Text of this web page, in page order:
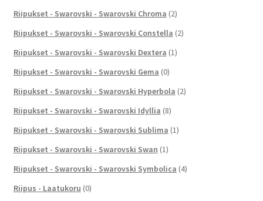
Riipukset - Swarovski - Swarovski Chroma (2)
Riipukset - Swarovski - Swarovski Constella (2)
Riipukset - Swarovski - Swarovski Dextera (1)
Riipukset - Swarovski - Swarovski Gema (0)
Riipukset - Swarovski - Swarovski Hyperbola (2)
Riipukset - Swarovski - Swarovski Idyllia (8)
Riipukset - Swarovski - Swarovski Sublima (1)
Riipukset - Swarovski - Swarovski Swan (1)
Riipukset - Swarovski - Swarovski Symbolica (4)
Riipus - Laatukoru (0)